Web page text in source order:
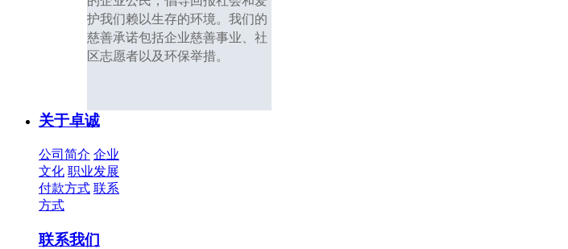
护我们赖以生存的环境。我们的
慈善承诺包括企业慈善事业、社
区志愿者以及环保举措。
关于卓诚
公司简介 企业
文化 职业发展
付款方式 联系
方式
联系我们